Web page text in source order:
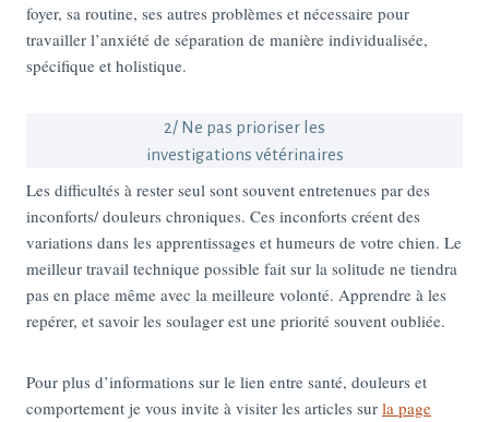
foyer, sa routine, ses autres problèmes et nécessaire pour
travailler l’anxiété de séparation de manière individualisée,
spécifique et holistique.
2/ Ne pas prioriser les
investigations vétérinaires
Les difficultés à rester seul sont souvent entretenues par des
inconforts/ douleurs chroniques. Ces inconforts créent des
variations dans les apprentissages et humeurs de votre chien. Le
meilleur travail technique possible fait sur la solitude ne tiendra
pas en place même avec la meilleure volonté. Apprendre à les
repérer, et savoir les soulager est une priorité souvent oubliée.
Pour plus d’informations sur le lien entre santé, douleurs et
comportement je vous invite à visiter les articles sur la page